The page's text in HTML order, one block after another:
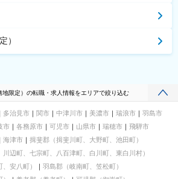
）
限定）の転職・求人情報をエリアで絞り込む
多治見市 関市 中津川市 美濃市 瑞浪市
羽島市
市 各務原市 可児市 山県市 瑞穂市
飛騨市
海津市
揖斐郡（揖斐川町、大野町、池田町）
辺町、七宗町、八百津町、白川町、東白川村）
安八町）
羽島郡（岐南町、笠松町）